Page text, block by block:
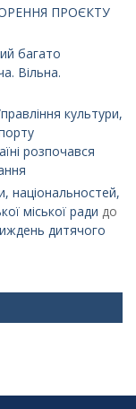
ПРОЄКТУ
багато
Вільна.
культури,
розпочався
національностей,
міської ради до
дитячого